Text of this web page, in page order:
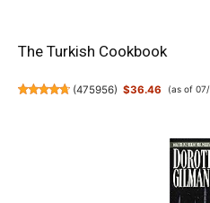
The Turkish Cookbook
(475956) $36.46 (as of